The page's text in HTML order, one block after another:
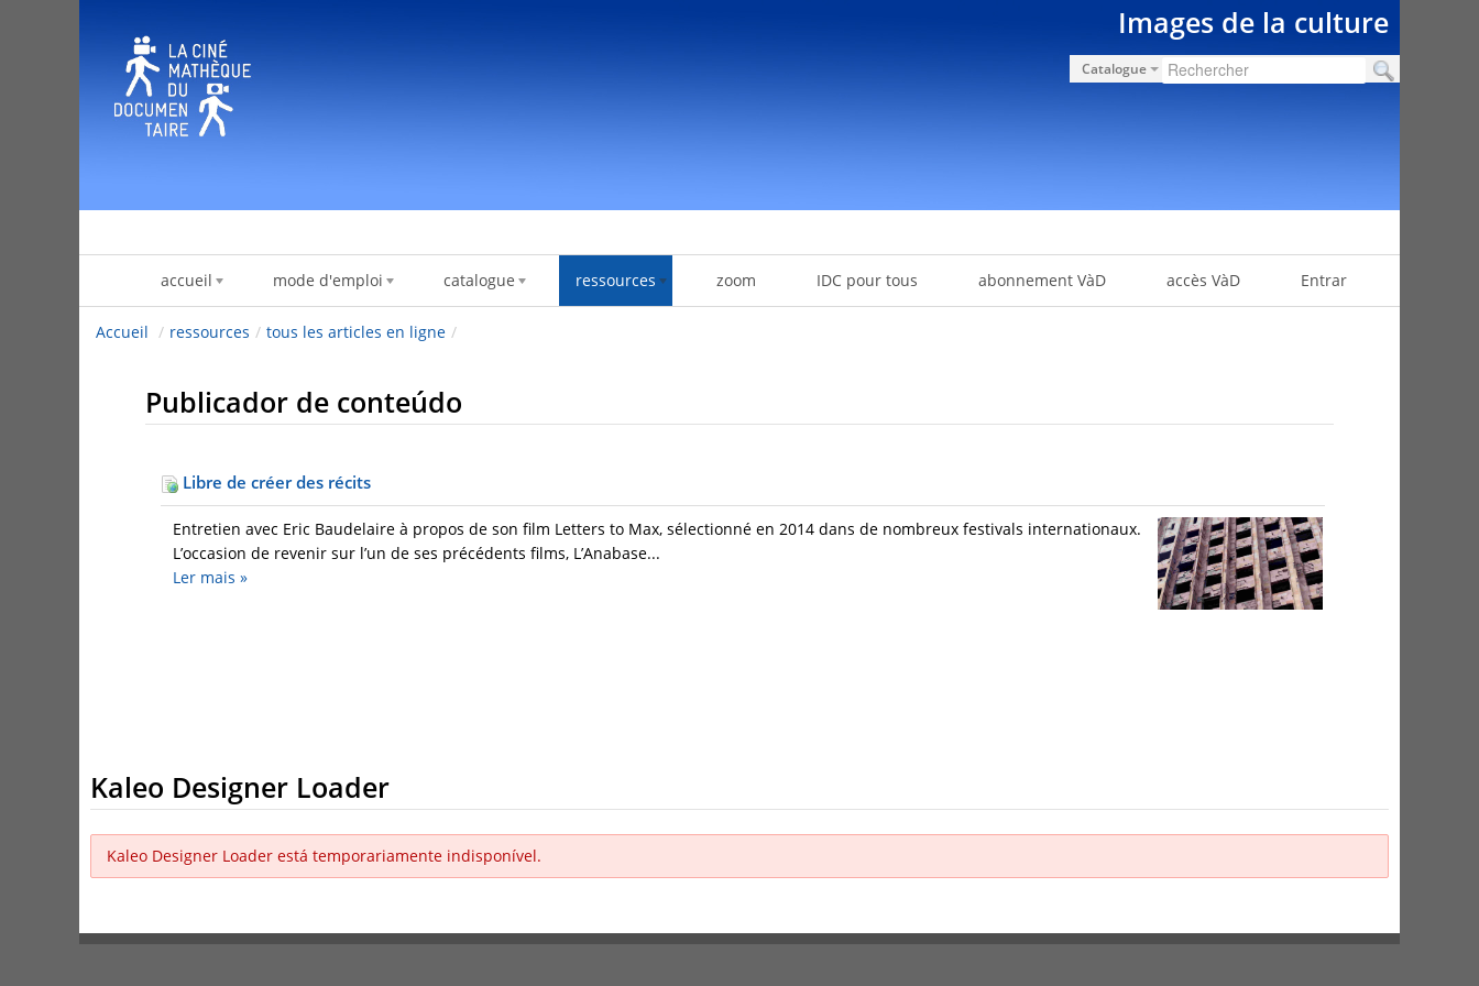
Images de la culture
Catalogue
accueil mode d'emploi catalogue ressources zoom IDC pour tous abonnement VàD accès VàD Entrar
Accueil / ressources / tous les articles en ligne /
Publicador de conteúdo
Libre de créer des récits
Entretien avec Eric Baudelaire à propos de son film Letters to Max, sélectionné en 2014 dans de nombreux festivals internationaux.
L’occasion de revenir sur l’un de ses précédents films, L’Anabase...
Ler mais »
Kaleo Designer Loader
Kaleo Designer Loader está temporariamente indisponível.